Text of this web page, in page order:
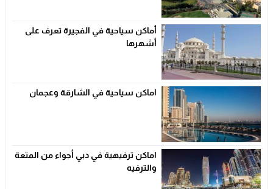
أماكن سياحية في الفجيرة تعرف على
أشهرها
اماكن سياحية في الشارقة وعجمان
اماكن ترفيهية في دبي أجواء من المتعة
والترفيه